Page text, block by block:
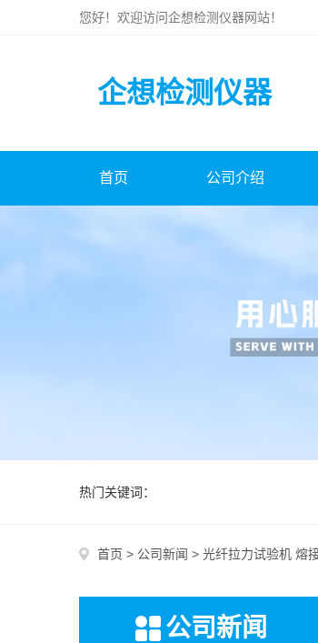
您好！欢迎访问企想检测仪器网站！
企想检测仪器
首页 公司介绍
热门关键词：
首页 > 公司新闻 > 光纤拉力试验机 熔
公司新闻